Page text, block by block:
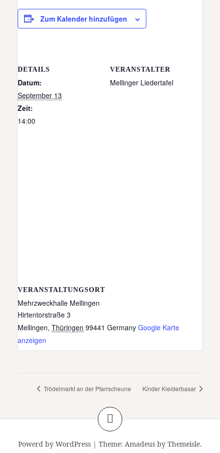
Zum Kalender hinzufügen
DETAILS
Datum:
September 13
Zeit:
14:00
VERANSTALTER
Mellinger Liedertafel
VERANSTALTUNGSORT
Mehrzweckhalle Mellingen
Hirtentorstraße 3
Mellingen, Thüringen 99441 Germany Google Karte
anzeigen
Trödelmarkt an der Pfarrscheune Kinder Kleiderbasar
Powerd by WordPress | Theme: Amadeus by Themeisle.